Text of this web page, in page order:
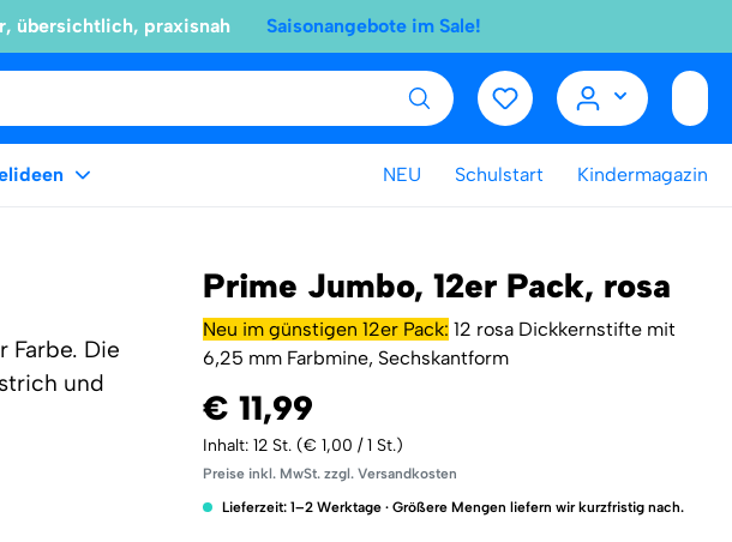
übersichtlich, praxisnah Saisonangebote im Sale!
NEU Schulstart Kindermagazin
Farbe. Die
und
Prime Jumbo, 12er Pack, rosa
Neu im günstigen 12er Pack: 12 rosa Dickkernstifte mit
6,25 mm Farbmine, Sechskantform
€ 11,99
Inhalt: 12 St. (€ 1,00 / 1 St.)
Preise inkl. MwSt. zzgl. Versandkosten
Lieferzeit: 1–2 Werktage · Größere Mengen liefern wir kurzfristig nach.